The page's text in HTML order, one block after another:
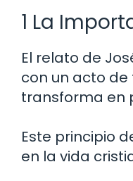
1 La
El relato de
con un acto de
transforma en
Este principio
en la vida